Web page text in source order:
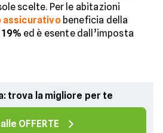
scelte. Per le abitazioni
assicurativobeneficia della
ed è esente dall’imposta
trova la migliore per te
OFFERTE